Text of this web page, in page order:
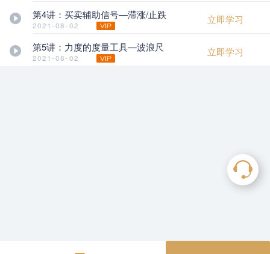
第4讲：买卖辅助信号—滞涨/止跌
2021-08-02
立即学习
第5讲：力度的度量工具—波浪尺
2021-08-02
立即学习